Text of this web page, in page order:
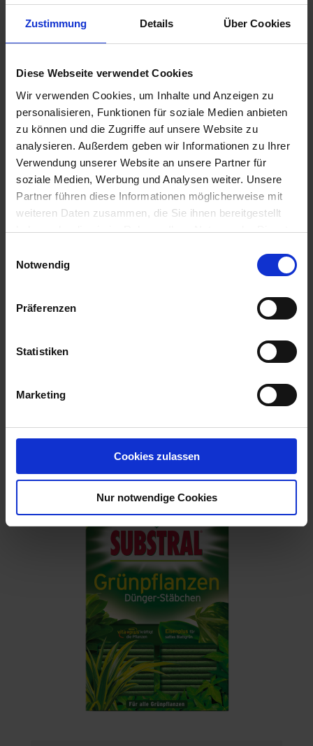
Zustimmung Details Über Cookies
Diese Webseite verwendet Cookies
Wir verwenden Cookies, um Inhalte und Anzeigen zu
personalisieren, Funktionen für soziale Medien anbieten
zu können und die Zugriffe auf unsere Website zu
analysieren. Außerdem geben wir Informationen zu Ihrer
Verwendung unserer Website an unsere Partner für
soziale Medien, Werbung und Analysen weiter. Unsere
Partner führen diese Informationen möglicherweise mit
weiteren Daten zusammen, die Sie ihnen bereitgestellt
haben oder die sie im Rahmen Ihrer Nutzung der Dienste
Notwendig
Präferenzen
Statistiken
Marketing
Cookies zulassen
Nur notwendige Cookies
Ähnliche Produkte
BIG Baumschuldünger 25 kg
Artikel-Nr.: 7004214-01